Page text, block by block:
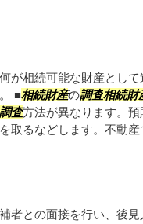
が相続可能な財産として
■相続財産の調査相続財
調査方法が異なります。
取るなどします。不動産
者との面接を行い、後